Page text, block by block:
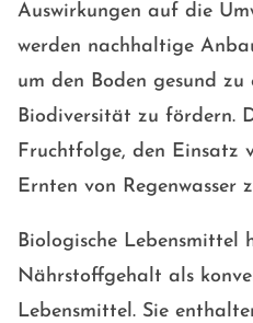
Auswirkungen auf die
werden nachhaltige
um den Boden gesund
Biodiversität zu fördern.
Fruchtfolge, den Einsatz
Ernten von Regenwasser
Biologische Lebensmittel
Nährstoffgehalt als
Lebensmittel. Sie